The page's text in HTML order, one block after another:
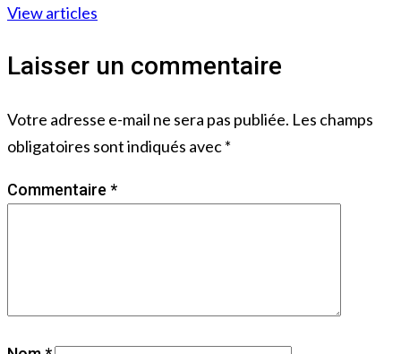
View articles
Laisser un commentaire
Votre adresse e-mail ne sera pas publiée. Les champs
obligatoires sont indiqués avec*
Commentaire *